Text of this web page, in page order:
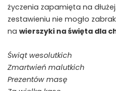
życzenia zapamięta na
zestawieniu nie mogło
na wierszyki na święta dla
Świąt wesolutkich
Zmartwień malutkich
Prezentów masę